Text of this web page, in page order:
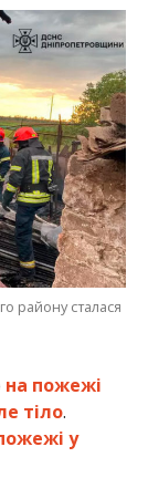
району сталася
на пожежі
тіло.
у